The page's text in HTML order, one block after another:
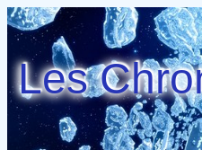
Les